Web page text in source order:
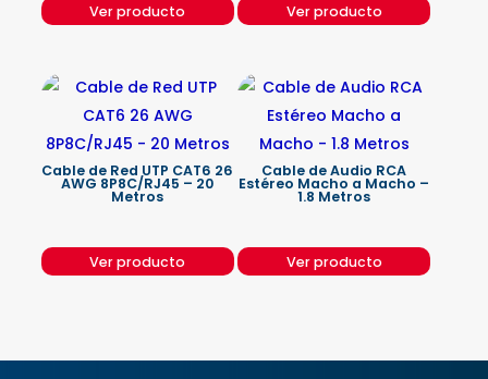
Ver producto Ver producto
Cable de Red UTP CAT6 26
AWG 8P8C/RJ45 – 20
Metros
Ver producto
Cable de Audio RCA
Estéreo Macho a Macho –
1.8 Metros
Ver producto